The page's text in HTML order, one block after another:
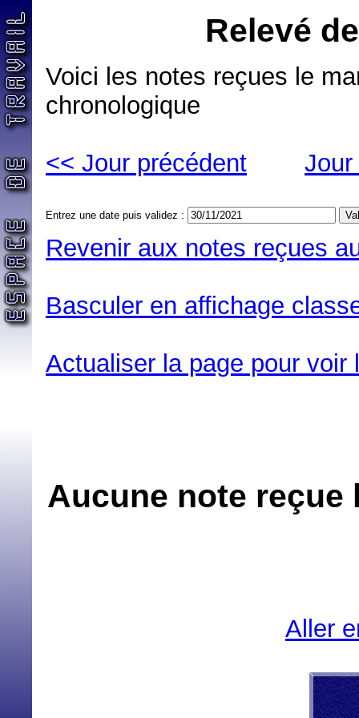
Relevé
Voici les notes reçues le
chronologique
<< Jour précédent
Entrez une date puis validez :
Revenir aux notes reçues
Basculer en affichage
Actualiser la page pour
Aucune note reçue
Aller